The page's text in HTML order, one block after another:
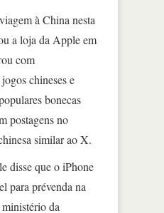
à China nesta
a loja da Apple em
com
chineses e
bonecas
postagens no
similar ao X.
disse que o iPhone
para prévenda na
da